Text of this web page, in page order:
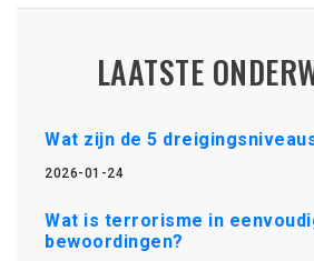
LAATSTE
Wat zijn de 5
2026-01-24
Wat is terrorisme in
bewoordingen?